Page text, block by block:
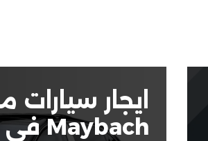
ايجار
Maybach في القاهرة